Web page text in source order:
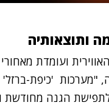
ותוצאותיה
ועומדת
"מערכות 'כיפת-ברזל'
הגנה מחודשת